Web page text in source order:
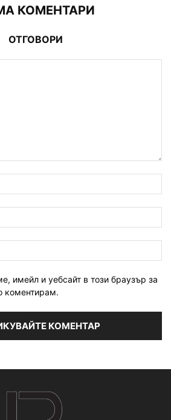
КОМЕНТАРИ
ОТГОВОРИ
имейл и уебсайт в този браузър за
коментирам.